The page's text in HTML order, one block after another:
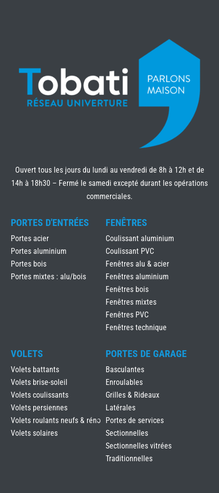
Ouvert tous les jours du lundi au vendredi de 8h à 12h et de
14h à 18h30 – Fermé le samedi excepté durant les opérations
commerciales.
PORTES D'ENTRÉES
Portes acier
Portes aluminium
Portes bois
Portes mixtes : alu/bois
FENÊTRES
Coulissant aluminium
Coulissant PVC
Fenêtres alu & acier
Fenêtres aluminium
Fenêtres bois
Fenêtres mixtes
Fenêtres PVC
Fenêtres technique
VOLETS
Volets battants
Volets brise-soleil
Volets coulissants
Volets persiennes
Volets roulants neufs & réno
Volets solaires
PORTES DE GARAGE
Basculantes
Enroulables
Grilles & Rideaux
Latérales
Portes de services
Sectionnelles
Sectionnelles vitrées
Traditionnelles